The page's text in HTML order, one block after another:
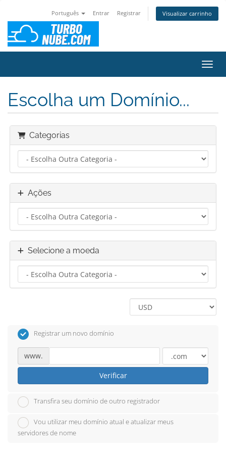
Português Entrar Registrar Visualizar carrinho
Escolha um Domínio...
Categorias
Ações
Selecione a moeda
Registrar um novo domínio
www.
Verificar
Transfira seu domínio de outro registrador
Vou utilizar meu domínio atual e atualizar meus
servidores de nome